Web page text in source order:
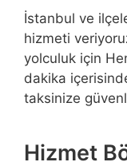
İstanbul ve
hizmeti
yolculuk için
dakika
taksinize
Hizmet